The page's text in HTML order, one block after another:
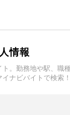
情報
。勤務地や駅、職
ナビバイトで検索！